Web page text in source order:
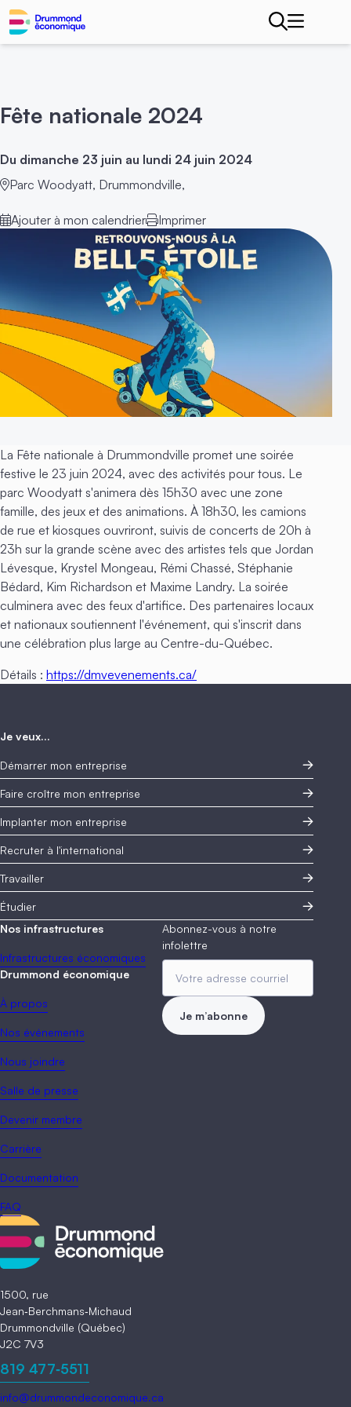
Fête nationale 2024
Du dimanche 23 juin au lundi 24 juin 2024
Parc Woodyatt, Drummondville,
Ajouter à mon calendrier Imprimer
La Fête nationale à Drummondville promet une soirée
festive le 23 juin 2024, avec des activités pour tous. Le
parc Woodyatt s'animera dès 15h30 avec une zone
famille, des jeux et des animations. À 18h30, les camions
de rue et kiosques ouvriront, suivis de concerts de 20h à
23h sur la grande scène avec des artistes tels que Jordan
Lévesque, Krystel Mongeau, Rémi Chassé, Stéphanie
Bédard, Kim Richardson et Maxime Landry. La soirée
culminera avec des feux d'artifice. Des partenaires locaux
et nationaux soutiennent l'événement, qui s'inscrit dans
une célébration plus large au Centre-du-Québec.
Détails : https://dmvevenements.ca/
1500, rue
Jean‑Berchmans‑Michaud
Drummondville (Québec)
J2C 7V3
819 477‑5511
info@drummondeconomique.ca
Je veux...
Démarrer mon entreprise
Faire croître mon entreprise
Implanter mon entreprise
Recruter à l'international
Travailler
Étudier
Nos infrastructures
Infrastructures économiques
Drummond économique
À propos
Nos événements
Nous joindre
Salle de presse
Devenir membre
Carrière
Documentation
FAQ
Abonnez-vous à notre
infolettre
Je m’abonne